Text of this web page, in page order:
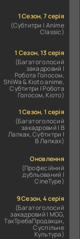
1 Сезон, 7 серія
(Субтитри | Anime
Classic)
1 Сезон, 13 серія
(Багатоголосий
закадровий |
Робота Голосом,
ShiWa & Kioto anime,
Субтитри | Робота
Голосом, Кіото)
1 Сезон, 1 серія
(Багатоголосий
закадровий | В
Лапках, Субтитри |
В Лапках)
Оновлення
(Професійний
дубльований |
CineType)
9 Сезон, 4 серія
(Багатоголосий
закадровий | MGG,
ТакТребаПродакшн,
Суспільне
Культура)